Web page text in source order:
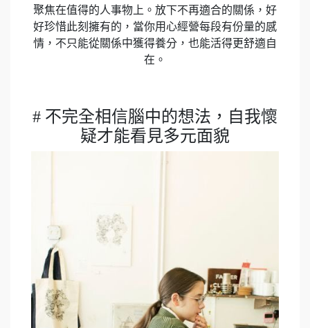
聚焦在值得的人事物上。放下不再適合的關係，好
好珍惜此刻擁有的，當你用心經營每段有份量的感
情，不只能從關係中獲得養分，也能活得更舒適自
在。
# 不完全相信腦中的想法，自我懷
疑才能看見多元面貌